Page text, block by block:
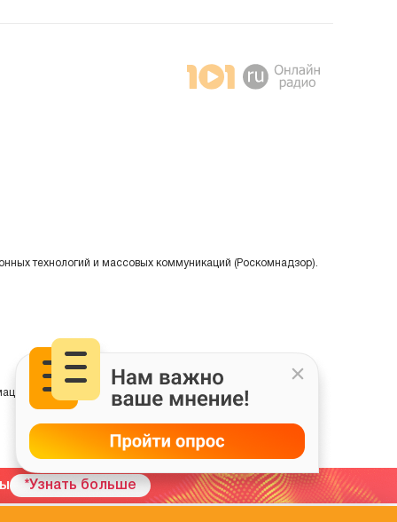
технологий и массовых коммуникаций (Роскомнадзор).
на основе сбора, систематизации и анализа сведений,
*Узнать больше